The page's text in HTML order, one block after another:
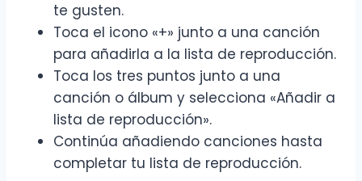
te gusten.
Toca el icono «+» junto a una canción
para añadirla a la lista de reproducción.
Toca los tres puntos junto a una
canción o álbum y selecciona «Añadir a
lista de reproducción».
Continúa añadiendo canciones hasta
completar tu lista de reproducción.